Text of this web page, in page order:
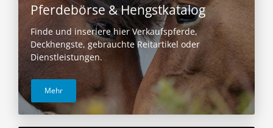
Pferdebörse & Hengstkatalog
Finde und inseriere hier Verkaufspferde,
Deckhengste, gebrauchte Reitartikel oder
Dienstleistungen.
Mehr